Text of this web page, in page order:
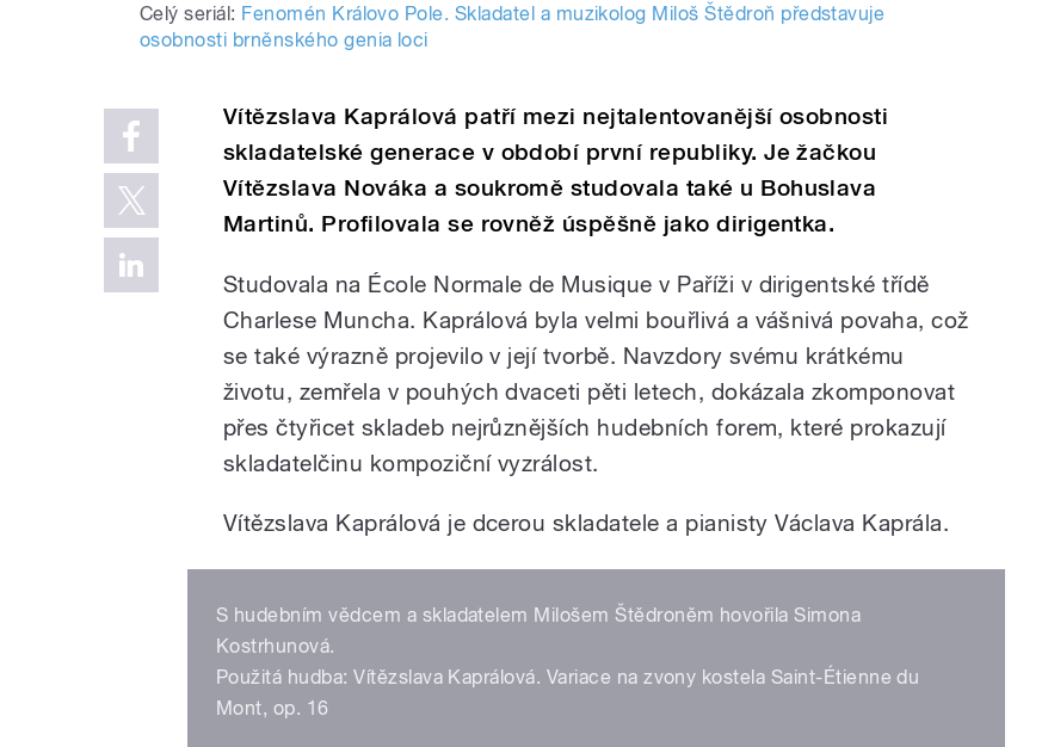
Celý seriál: Fenomén Královo Pole. Skladatel a muzikolog Miloš Štědroň představuje
osobnosti brněnského genia loci
Vítězslava Kaprálová patří mezi nejtalentovanější osobnosti
skladatelské generace v období první republiky. Je žačkou
Vítězslava Nováka a soukromě studovala také u Bohuslava
Martinů. Profilovala se rovněž úspěšně jako dirigentka.
Studovala na École Normale de Musique v Paříži v dirigentské třídě
Charlese Muncha. Kaprálová byla velmi bouřlivá a vášnivá povaha, což
se také výrazně projevilo v její tvorbě. Navzdory svému krátkému
životu, zemřela v pouhých dvaceti pěti letech, dokázala zkomponovat
přes čtyřicet skladeb nejrůznějších hudebních forem, které prokazují
skladatelčinu kompoziční vyzrálost.
Vítězslava Kaprálová je dcerou skladatele a pianisty Václava Kaprála.
S hudebním vědcem a skladatelem Milošem Štědroněm hovořila Simona
Kostrhunová.
Použitá hudba: Vítězslava Kaprálová. Variace na zvony kostela Saint-Étienne du
Mont, op. 16